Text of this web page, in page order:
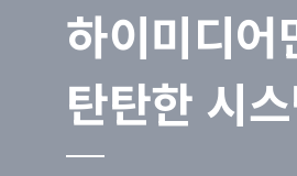
하이미디어
탄탄한 시